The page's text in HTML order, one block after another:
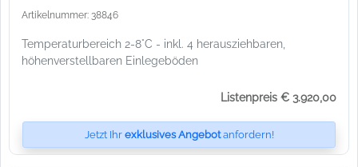
Artikelnummer: 38846
Temperaturbereich 2-8°C - inkl. 4 herausziehbaren,
höhenverstellbaren Einlegeböden
Listenpreis € 3.920,00
Jetzt Ihr exklusives Angebotanfordern!